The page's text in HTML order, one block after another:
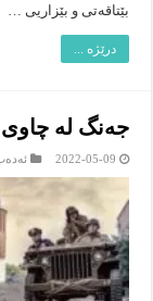
بێتاقه‌تی و بێزاریی …
درێژە ...
جه‌نگ له‌ چاوی
2022-05-09